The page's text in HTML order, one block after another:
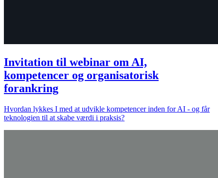
Invitation til webinar om AI,
kompetencer og organisatorisk
forankring
Hvordan lykkes I med at udvikle kompetencer inden for AI - og får
teknologien til at skabe værdi i praksis?